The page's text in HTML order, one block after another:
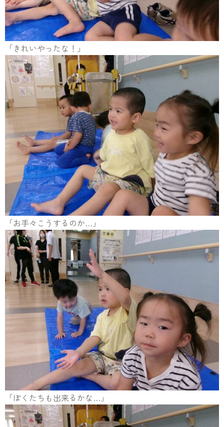
「きれいやったな！」
「お手々こうするのか…」
「ぼくたちも出来るかな…」